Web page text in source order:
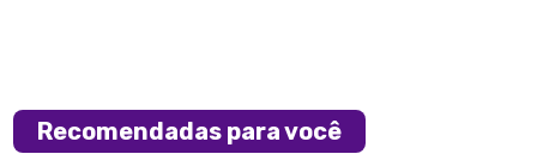
Recomendadas para você